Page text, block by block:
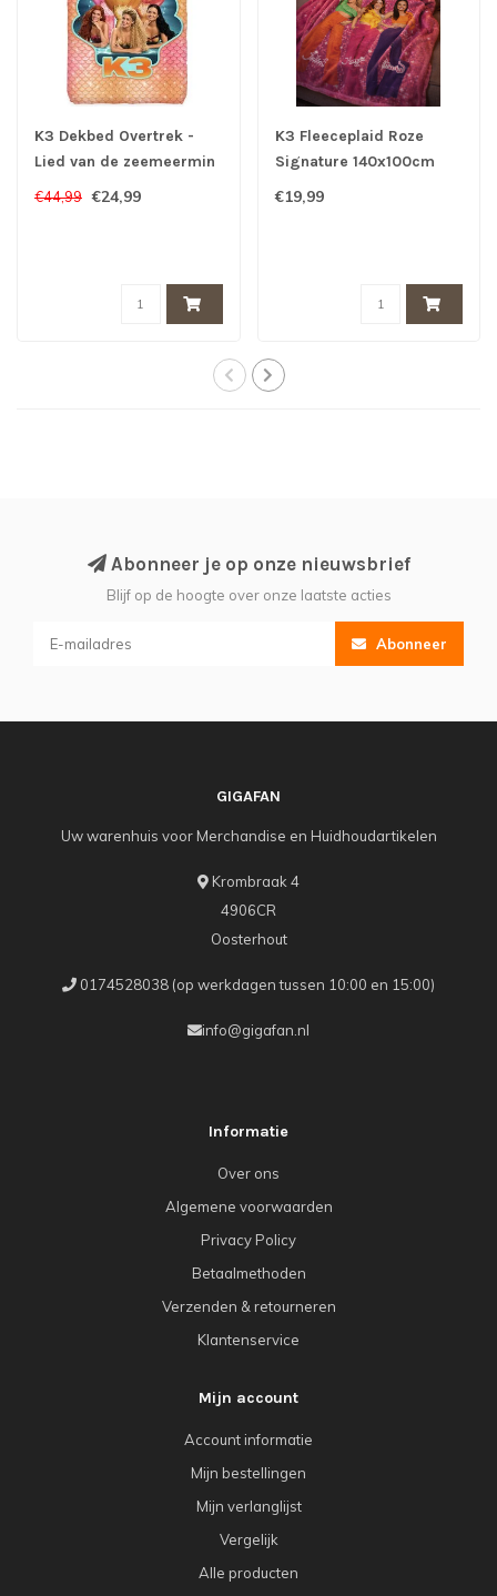
K3 Dekbed Overtrek -
Lied van de zeemeermin
- K3 Film
€44,99 €24,99
K3 Fleeceplaid Roze
Signature 140x100cm
€19,99
Abonneer je op onze nieuwsbrief
Blijf op de hoogte over onze laatste acties
Abonneer
GIGAFAN
Uw warenhuis voor Merchandise en Huidhoudartikelen
Krombraak 4
4906CR
Oosterhout
0174528038 (op werkdagen tussen 10:00 en 15:00)
info@gigafan.nl
Informatie
Over ons
Algemene voorwaarden
Privacy Policy
Betaalmethoden
Verzenden & retourneren
Klantenservice
Mijn account
Account informatie
Mijn bestellingen
Mijn verlanglijst
Vergelijk
Alle producten